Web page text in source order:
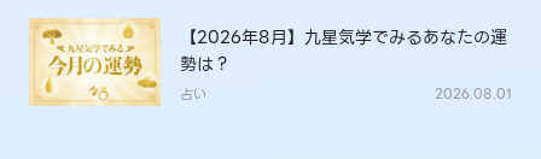
【2026年8月】九星気学でみるあなたの運
勢は？
占い 2026.08.01